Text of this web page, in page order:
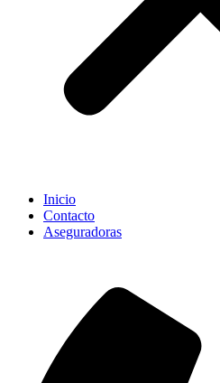
Inicio
Contacto
Aseguradoras